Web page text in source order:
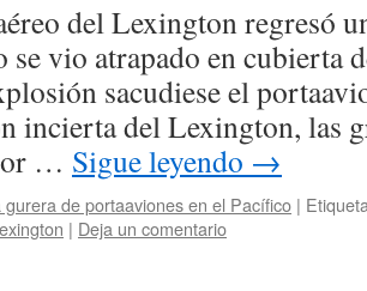
del Lexington regresó
se vio atrapado en cubierta
sacudiese el
incierta del Lexington, las
… Sigue leyendo →
gurera de portaaviones en el Pacífico |
| Deja un comentario